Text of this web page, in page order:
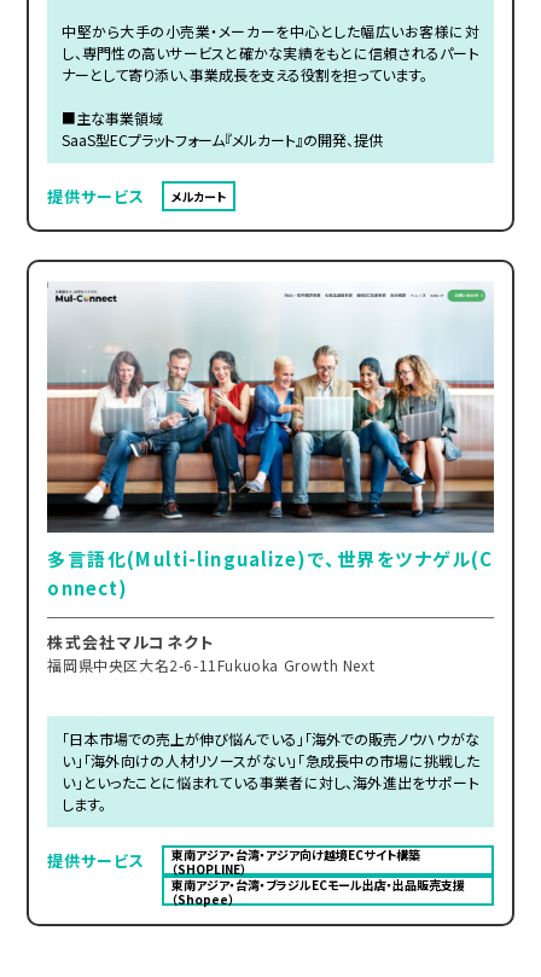
中堅から大手の小売業・メーカーを中心とした幅広いお客様に対
し、専門性の高いサービスと確かな実績をもとに信頼されるパート
ナーとして寄り添い、事業成長を支える役割を担っています。
■主な事業領域
SaaS型ECプラットフォーム『メルカート』の開発、提供
提供サービス メルカート
多言語化(Multi-lingualize)で、世界をツナゲル(C
onnect)
株式会社マルコネクト
福岡県中央区大名2-6-11Fukuoka Growth Next
「日本市場での売上が伸び悩んでいる」「海外での販売ノウハウがな
い」「海外向けの人材リソースがない」「急成長中の市場に挑戦した
い」といったことに悩まれている事業者に対し、海外進出をサポート
します。
提供サービス
東南アジア・台湾・アジア向け越境ECサイト構築
（SHOPLINE）
東南アジア・台湾・ブラジルECモール出店・出品販売支援
（Shopee）